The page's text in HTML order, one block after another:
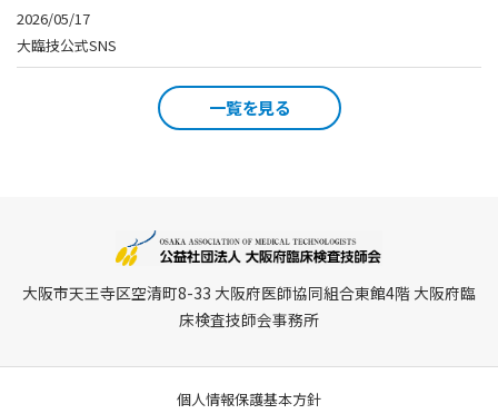
2026/05/17
大臨技公式SNS
一覧を見る
大阪市天王寺区空清町8-33 大阪府医師協同組合東館4階 大阪府臨
床検査技師会事務所
個人情報保護基本方針